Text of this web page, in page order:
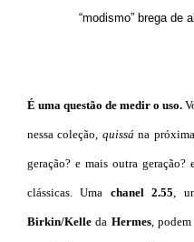
“modismo” brega de
É uma questão de medir o uso.
nessa coleção, quissá na
geração? e mais outra geração?
clássicas. Uma chanel 2.55 ,
Birkin/Kelle da Hermes, podem